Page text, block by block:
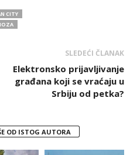
CITY
SLEDEĆI ČLANAK
Elektronsko prijavljivanje
građana koji se vraćaju u
Srbiju od petka?
OD ISTOG AUTORA